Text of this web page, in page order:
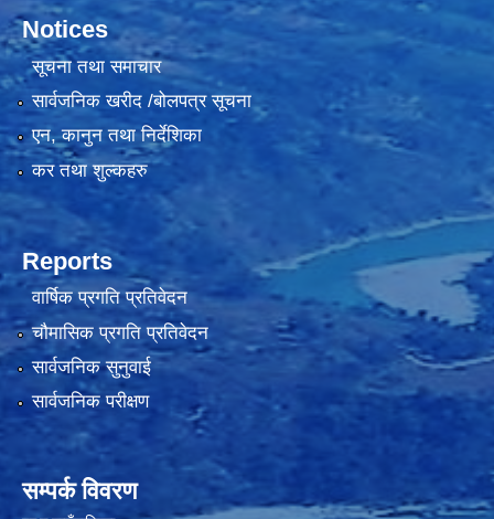
Notices
सूचना तथा समाचार
सार्वजनिक खरीद /बोलपत्र सूचना
एन, कानुन तथा निर्देशिका
कर तथा शुल्कहरु
Reports
वार्षिक प्रगति प्रतिवेदन
चौमासिक प्रगति प्रतिवेदन
सार्वजनिक सुनुवाई
सार्वजनिक परीक्षण
सम्पर्क विवरण